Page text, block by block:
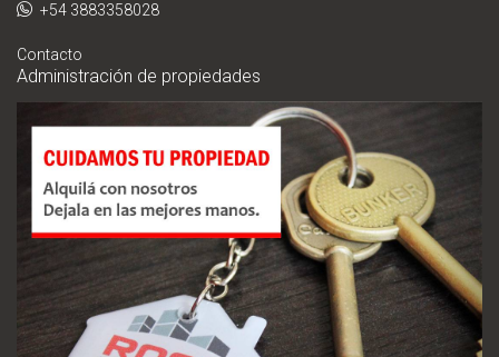
+54 3883358028
Contacto
Administración de propiedades